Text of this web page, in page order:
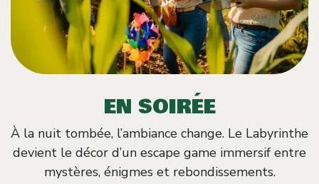
EN SOIRÉE
À la nuit tombée, l’ambiance change. Le Labyrinthe
devient le décor d’un escape game immersif entre
mystères, énigmes et rebondissements.